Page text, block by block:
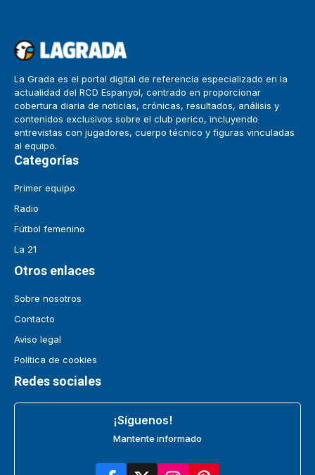
La Grada es el portal digital de referencia especializado en la
actualidad del RCD Espanyol, centrado en proporcionar
cobertura diaria de noticias, crónicas, resultados, análisis y
contenidos exclusivos sobre el club perico, incluyendo
entrevistas con jugadores, cuerpo técnico y figuras vinculadas
al equipo.
Categorías
Primer equipo
Radio
Fútbol femenino
La 21
Otros enlaces
Sobre nosotros
Contacto
Aviso legal
Política de cookies
Redes sociales
¡Síguenos!
Mantente informado